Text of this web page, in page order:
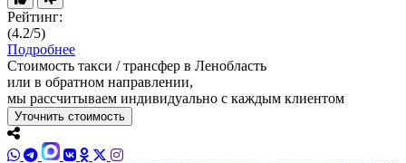
Рейтинг:
(4.2/5)
Подробнее
Стоимость такси / трансфер в Ленобласть
или в обратном направлении,
мы рассчитываем индивидуально с каждым клиентом
Уточнить стоимость